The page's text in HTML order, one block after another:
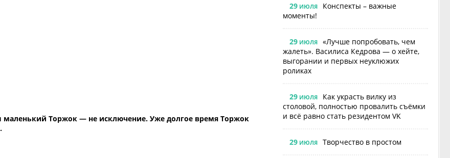
Торжок — не исключение. Уже долгое время Торжок
29ИЮЛЯ
Конспекты – важные
моменты!
29ИЮЛЯ
«Лучше попробовать, чем
жалеть». Василиса Кедрова — о хейте,
выгорании и первых неуклюжих
роликах
29ИЮЛЯ
Как украсть вилку из
столовой, полностью провалить съёмки
и всё равно стать резидентом VK
29ИЮЛЯ Творчество в простом